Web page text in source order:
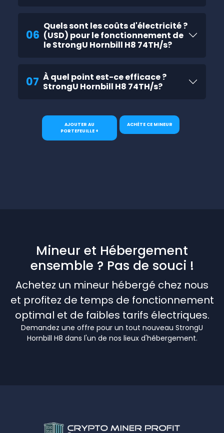
06
Quels sont les coûts d'électricité ?
(USD) pour le fonctionnement de
le StrongU Hornbill H8 74TH/s?
07 À quel point est-ce efficace ?
StrongU Hornbill H8 74TH/s?
AJOUTER AU
PORTEFEUILLE +
ACHÈTE CE MINEUR
Mineur et Hébergement
ensemble ? Pas de souci !
Achetez un mineur hébergé chez nous
et profitez de temps de fonctionnement
optimal et de faibles tarifs électriques.
Demandez une offre pour un tout nouveau StrongU
Hornbill H8 dans l'un de nos lieux d'hébergement.